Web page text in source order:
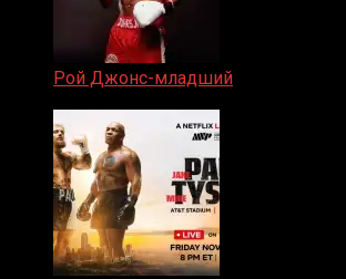
Рой Джонс-младший